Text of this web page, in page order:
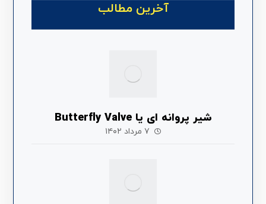
آخرین مطالب
شیر پروانه ای یا Butterfly Valve
۷ مرداد ۱۴۰۲